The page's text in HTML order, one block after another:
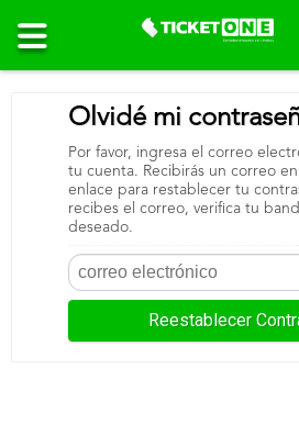
Olvidé mi
Por favor, ingresa el correo
tu cuenta. Recibirás un correo
enlace para restablecer tu
recibes el correo, verifica tu
deseado.
Reestablecer